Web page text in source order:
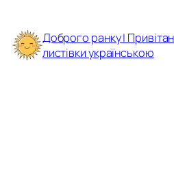
до
вмісту
Доброго ранку |
листівки українською